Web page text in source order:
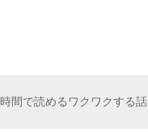
間で読めるワクワクする話